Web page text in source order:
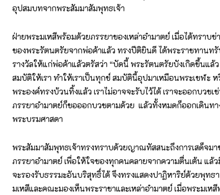
อุปสมบทจากพระสัมมาสัมพุทธเจ้า
ฝ่ายพระมเหสีพร้อมด้วยภรรยาของเหล่าอำมาตย์ เมื่อได้ทราบข่
ของพระรัตนตรัยจากพ่อค้าแล้ว ทรงปีติยินดี ได้พระราชทานท
รางวัลให้แก่พ่อค้าแล้วตรัสว่า “บัดนี้ พระรัตนตรัยบังเกิดขึ้นแล้
สมบัติให้เรา ทำให้เราเป็นทุกข์ สมบัตินี้อุปมาเหมือนพระเขฬะ
พระองค์ทรงบ้วนทิ้งแล้ว เราไม่อาจจะรับไว้ได้ เราจะออกบวชเ
ภรรยาอำมาตย์ก็ขอออกบวชตามด้วย แล้วทั้งหมดก็ออกเดินทาง
พระบรมศาสดา
พระสัมมาสัมพุทธเจ้าทรงทราบด้วยญาณทัสสนะถึงการเสด็จมา
ภรรยาอำมาตย์ เพื่อให้ใจของทุกคนคลายจากความตื่นเต้น แล้
จะรองรับธรรมะอันบริสุทธิ์ได้ จึงทรงแสดงปาฏิหาริย์ด้วยพุทธ
มเหสีและคณะมองเห็นพระราชาและเหล่าอำมาตย์ เมื่อพระมเห